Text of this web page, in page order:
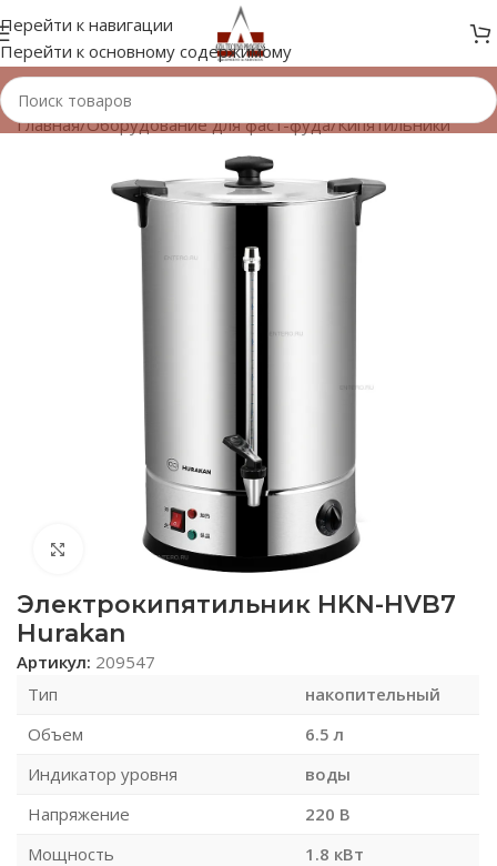
Перейти к навигации
Перейти к основному содержимому
Главная/Оборудование для фаст-фуда/Кипятильники
Нажмите, чтобы увеличить
Электрокипятильник HKN-HVB7
Hurakan
Артикул: 209547
Тип
накопительный
Объем
6.5 л
Индикатор уровня
воды
Напряжение
220 В
Мощность
1.8 кВт